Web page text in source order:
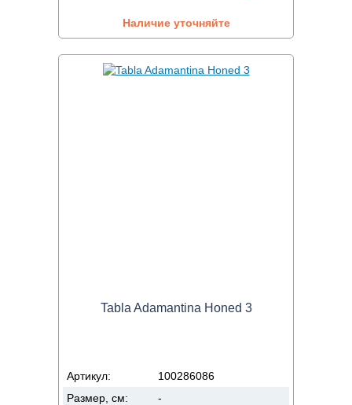
Наличие уточняйте
Tabla Adamantina Honed 3
Артикул:
100286086
Размер, см:
-